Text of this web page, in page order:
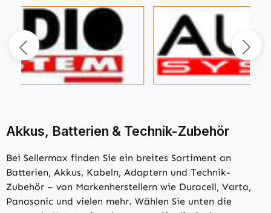
Akkus, Batterien & Technik-Zubehör
Bei Sellermax finden Sie ein breites Sortiment an
Batterien, Akkus, Kabeln, Adaptern und Technik-
Zubehör – von Markenherstellern wie Duracell, Varta,
Panasonic und vielen mehr. Wählen Sie unten die